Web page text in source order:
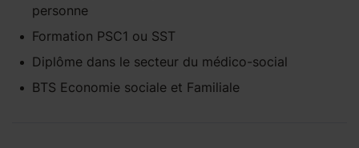
personne
Formation PSC1 ou SST
Diplôme dans le secteur du médico-social
BTS Economie sociale et Familiale